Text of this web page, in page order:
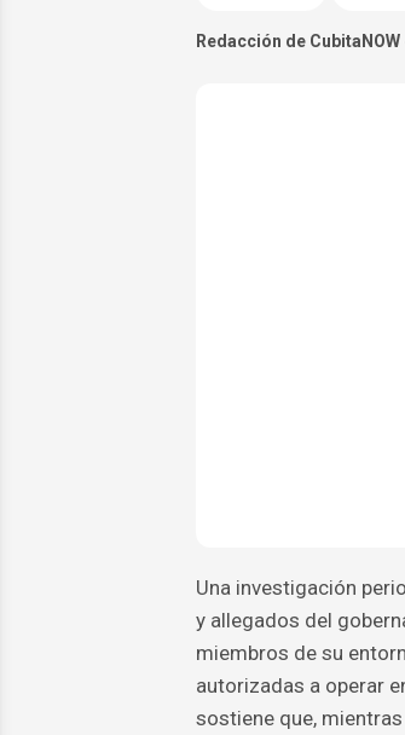
Redacción de CubitaNOW
Una investigación
y allegados del
miembros de su
autorizadas a operar
sostiene que,